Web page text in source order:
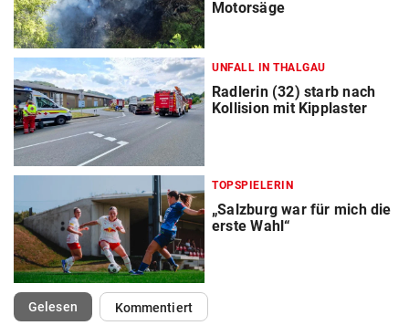
Motorsäge
UNFALL IN THALGAU
Radlerin (32) starb nach
Kollision mit Kipplaster
TOPSPIELERIN
„Salzburg war für mich die
erste Wahl“
Gelesen(ausgewählt)Kommentiert